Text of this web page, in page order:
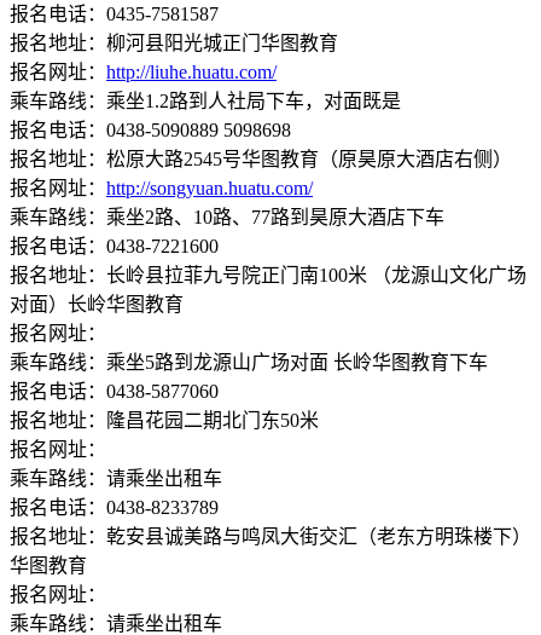
报名电话：0435-7581587
报名地址：柳河县阳光城正门华图教育
报名网址： http://liuhe.huatu.com/
乘车路线：乘坐1.2路到人社局下车，对面既是
报名电话：0438-5090889 5098698
报名地址：松原大路2545号华图教育（原昊原大酒店右侧）
报名网址： http://songyuan.huatu.com/
乘车路线：乘坐2路、10路、77路到昊原大酒店下车
报名电话：0438-7221600
报名地址：长岭县拉菲九号院正门南100米 （龙源山文化广场
对面）长岭华图教育
报名网址：
乘车路线：乘坐5路到龙源山广场对面 长岭华图教育下车
报名电话：0438-5877060
报名地址：隆昌花园二期北门东50米
报名网址：
乘车路线：请乘坐出租车
报名电话：0438-8233789
报名地址：乾安县诚美路与鸣凤大街交汇（老东方明珠楼下）
华图教育
报名网址：
乘车路线：请乘坐出租车